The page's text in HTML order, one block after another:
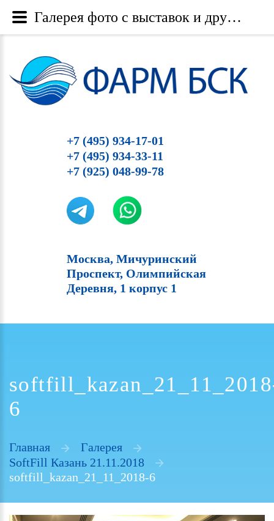
+7 (495) 934-17-01
+7 (495) 934-33-11
+7 (925) 048-99-78
Москва, Мичуринский
Проспект, Олимпийская
Деревня, 1 корпус 1
6
Главная
Галерея
SoftFill Казань 21.11.2018
softfill_kazan_21_11_2018-6
Галерея фото с выставок и других мероприятий - Category: SoftFill Казань 21.11.2018 - Image: softfill_kazan_21_11_2018-6 - Фарм БСК